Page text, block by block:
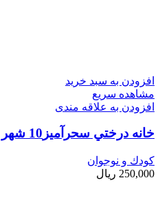
افزودن به سبد خرید
مشاهده سریع
افزودن به علاقه مندی
خانه درختي سحرآميز10 شهر ارواح در غروب
کودك و نوجوان
250,000 ریال